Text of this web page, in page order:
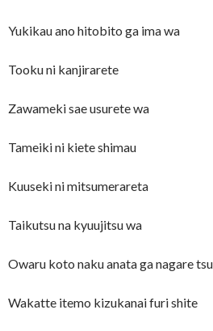
Yukikau ano hitobito ga ima wa
Tooku ni kanjirarete
Zawameki sae usurete wa
Tameiki ni kiete shimau
Kuuseki ni mitsumerareta
Taikutsu na kyuujitsu wa
Owaru koto naku anata ga nagare
Wakatte itemo kizukanai furi shite